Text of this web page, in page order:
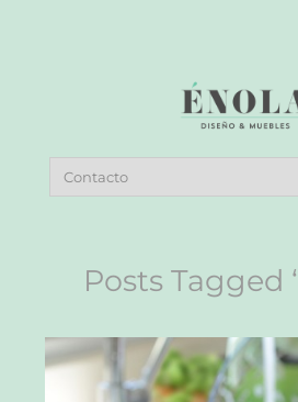
Posts Tagged